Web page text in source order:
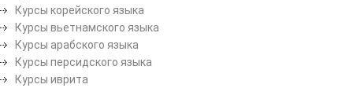
Курсы корейского языка
Курсы вьетнамского языка
Курсы арабского языка
Курсы персидского языка
Курсы иврита